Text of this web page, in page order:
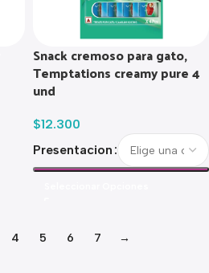
Snack cremoso para gato,
Temptations creamy pure 4
und
$12.300
Presentacion
4 5 6 7 →